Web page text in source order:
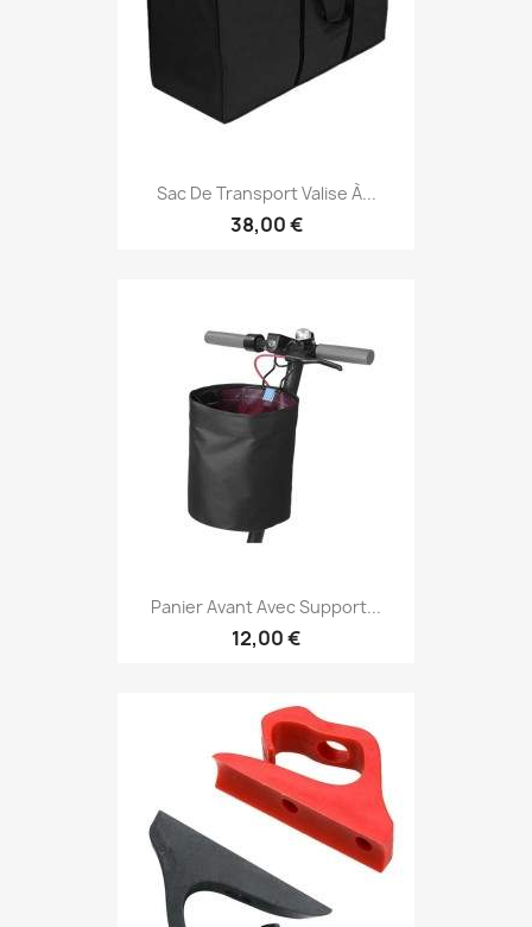
Sac De Transport Valise À...
38,00 €
Panier Avant Avec Support...
12,00 €